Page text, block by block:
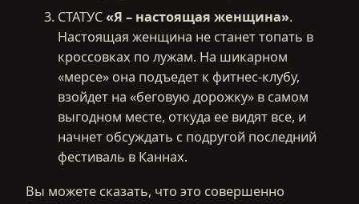
СТАТУС«Я – настоящая женщина».
Настоящая женщина не станет топать в
кроссовках по лужам. На шикарном
«мерсе» она подъедет к фитнес-клубу,
взойдет на «беговую дорожку» в самом
выгодном месте, откуда ее видят все, и
начнет обсуждать с подругой последний
фестиваль в Каннах.
Вы можете сказать, что это совершенно